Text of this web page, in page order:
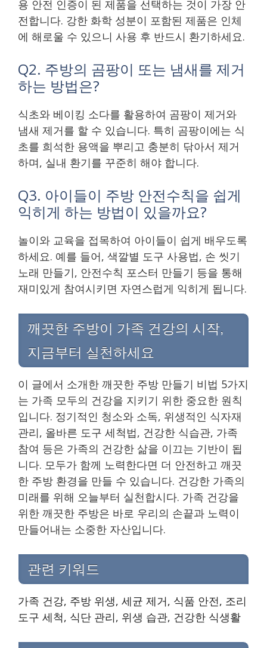
용 안전 인증이 된 제품을 선택하는 것이 가장 안
전합니다. 강한 화학 성분이 포함된 제품은 인체
에 해로울 수 있으니 사용 후 반드시 환기하세요.
Q2. 주방의 곰팡이 또는 냄새를 제거
하는 방법은?
식초와 베이킹 소다를 활용하여 곰팡이 제거와
냄새 제거를 할 수 있습니다. 특히 곰팡이에는 식
초를 희석한 용액을 뿌리고 충분히 닦아서 제거
하며, 실내 환기를 꾸준히 해야 합니다.
Q3. 아이들이 주방 안전수칙을 쉽게
익히게 하는 방법이 있을까요?
놀이와 교육을 접목하여 아이들이 쉽게 배우도록
하세요. 예를 들어, 색깔별 도구 사용법, 손 씻기
노래 만들기, 안전수칙 포스터 만들기 등을 통해
재미있게 참여시키면 자연스럽게 익히게 됩니다.
깨끗한 주방이 가족 건강의 시작,
지금부터 실천하세요
이 글에서 소개한 깨끗한 주방 만들기 비법 5가지
는 가족 모두의 건강을 지키기 위한 중요한 원칙
입니다. 정기적인 청소와 소독, 위생적인 식자재
관리, 올바른 도구 세척법, 건강한 식습관, 가족
참여 등은 가족의 건강한 삶을 이끄는 기반이 됩
니다. 모두가 함께 노력한다면 더 안전하고 깨끗
한 주방 환경을 만들 수 있습니다. 건강한 가족의
미래를 위해 오늘부터 실천합시다. 가족 건강을
위한 깨끗한 주방은 바로 우리의 손끝과 노력이
만들어내는 소중한 자산입니다.
관련 키워드
가족 건강, 주방 위생, 세균 제거, 식품 안전, 조리
도구 세척, 식단 관리, 위생 습관, 건강한 식생활